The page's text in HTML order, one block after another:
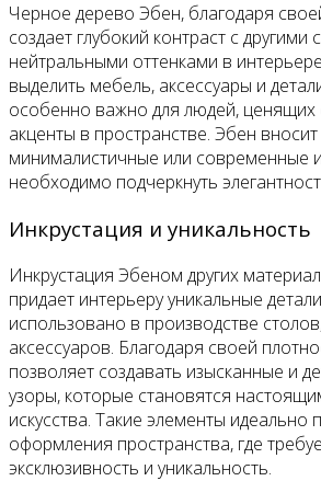
Черное дерево Эбен, благодаря
создает глубокий контраст с другими
нейтральными оттенками в
выделить мебель, аксессуары и
особенно важно для людей, ценящих
акценты в пространстве. Эбен
минималистичные или современные
необходимо подчеркнуть
Инкрустация и уникальность
Инкрустация Эбеном других
придает интерьеру уникальные
использовано в производстве
аксессуаров. Благодаря своей
позволяет создавать изысканные и
узоры, которые становятся
искусства. Такие элементы идеально
оформления пространства, где
эксклюзивность и уникальность.